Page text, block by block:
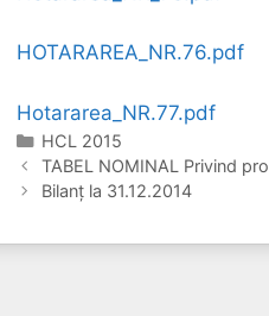
HOTARAREA_NR.76.pdf
Hotararea_NR.77.pdf
Categorii
HCL 2015
TABEL NOMINAL Privind
Bilanț la 31.12.2014